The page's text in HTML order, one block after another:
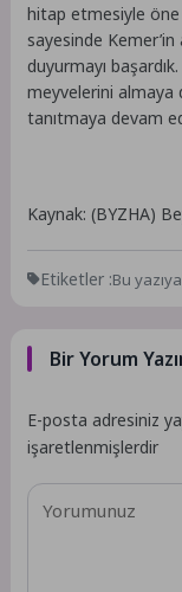
hitap etmesiyle öne
sayesinde
duyurmayı başardık.
meyvelerini almaya
tanıtmaya devam
Kaynak: (BYZHA)
Etiketler :Bu
Bir Yorum
E-posta adresiniz
işaretlenmişlerdir